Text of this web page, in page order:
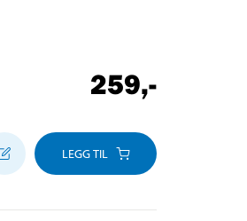
259,-
LEGG TIL